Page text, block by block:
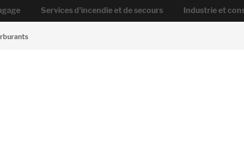
Services d'incendie et de secours Industrie et